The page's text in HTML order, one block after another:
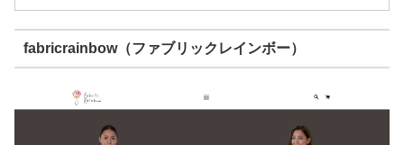
fabricrainbow（ファブリックレインボー）